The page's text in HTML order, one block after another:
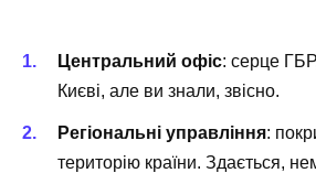
Центральний офіс: серце
Києві, але ви знали, звісно.
Регіональні управління:
територію країни. Здається,